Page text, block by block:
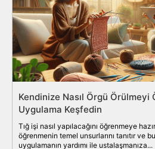
Kendinize Nasıl Örgü
Uygulama Keşfedin
Tığ işi nasıl yapılacağını öğrenmeye
öğrenmenin temel unsurlarını tanıtır ve
uygulamanın yardımı ile ustalaşmanıza...